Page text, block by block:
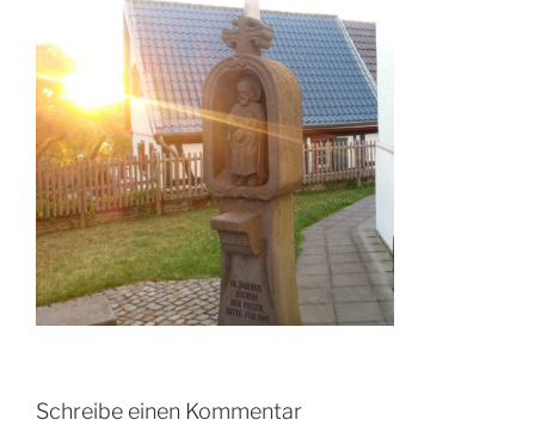
Schreibe einen Kommentar